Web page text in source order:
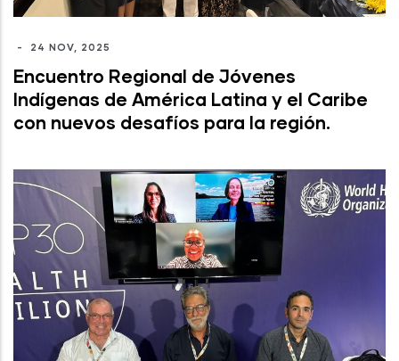
- 24 NOV, 2025
Encuentro Regional de Jóvenes
Indígenas de América Latina y el Caribe
con nuevos desafíos para la región.